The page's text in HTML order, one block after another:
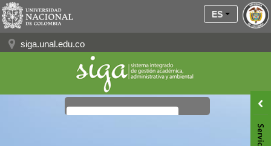
ES
siga.unal.edu.co
≡